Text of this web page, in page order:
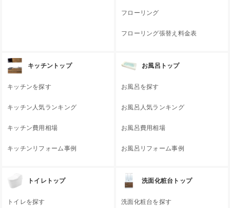
フローリング
フローリング張替え料金表
キッチントップ
キッチンを探す
キッチン人気ランキング
キッチン費用相場
キッチンリフォーム事例
お風呂トップ
お風呂を探す
お風呂人気ランキング
お風呂費用相場
お風呂リフォーム事例
トイレトップ
トイレを探す
洗面化粧台トップ
洗面化粧台を探す